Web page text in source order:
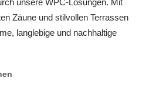
Zäune und stilvollen Terrassen
langlebige und nachhaltige